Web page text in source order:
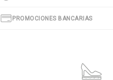
PROMOCIONES BANCARIAS